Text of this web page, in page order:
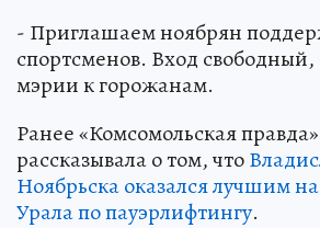
- Приглашаем ноябрян
спортсменов. Вход свободный,
мэрии к горожанам.
Ранее «Комсомольская
рассказывала о том, что
Ноябрьска оказался лучшим
Урала по пауэрлифтингу.